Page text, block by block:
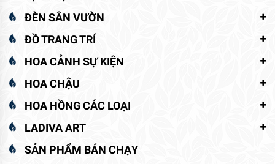
ĐÈN SÂN VƯỜN
ĐỒ TRANG TRÍ
HOA CẢNH SỰ KIỆN
HOA CHẬU
HOA HỒNG CÁC LOẠI
LADIVA ART
SẢN PHẨM BÁN CHẠY